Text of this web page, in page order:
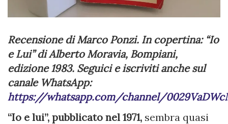
Recensione di Marco Ponzi. In copertina: “Io
e Lui” di Alberto Moravia, Bompiani,
edizione 1983. Seguici e iscriviti anche sul
canale WhatsApp:
https://whatsapp.com/channel/
“Io e lui”, pubblicato nel 1971, sembra quasi